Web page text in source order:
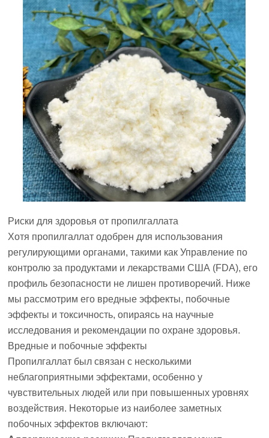
Риски для здоровья от пропилгаллата
Хотя пропилгаллат одобрен для использования
регулирующими органами, такими как Управление по
контролю за продуктами и лекарствами США (FDA), его
профиль безопасности не лишен противоречий. Ниже
мы рассмотрим его вредные эффекты, побочные
эффекты и токсичность, опираясь на научные
исследования и рекомендации по охране здоровья.
Вредные и побочные эффекты
Пропилгаллат был связан с несколькими
неблагоприятными эффектами, особенно у
чувствительных людей или при повышенных уровнях
воздействия. Некоторые из наиболее заметных
побочных эффектов включают: